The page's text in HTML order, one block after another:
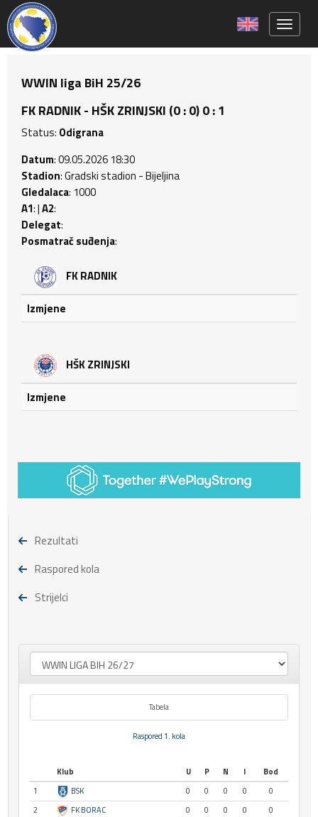
WWIN liga BiH 25/26
FK RADNIK - HŠK ZRINJSKI (0 : 0) 0 : 1
Status: Odigrana
Datum: 09.05.2026 18:30
Stadion: Gradski stadion - Bijeljina
Gledalaca: 1000
A1: |A2:
Delegat:
Posmatrač suđenja:
FK RADNIK
Izmjene
HŠK ZRINJSKI
Izmjene
Rezultati
Raspored kola
Strijelci
Tabela
Raspored 1. kola
Klub U P N I
Bod
1
BSK 0 0 0 0
0
2
FK BORAC 0 0 0 0
0